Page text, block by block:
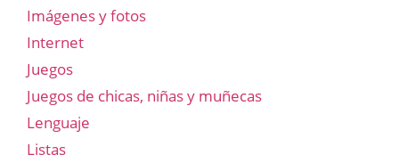
Imágenes y fotos
Internet
Juegos
Juegos de chicas, niñas y muñecas
Lenguaje
Listas